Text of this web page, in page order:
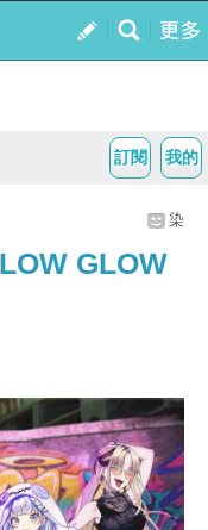
我的
訂閱
染
GLOW